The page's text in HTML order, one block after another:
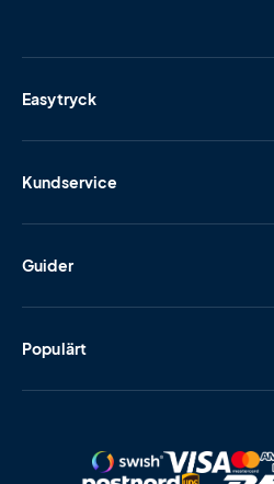
Easytryck
Kundservice
Guider
Populärt